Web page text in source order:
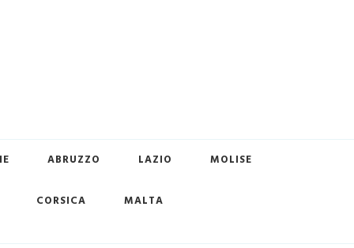
ABRUZZO LAZIO MOLISE
CORSICA MALTA